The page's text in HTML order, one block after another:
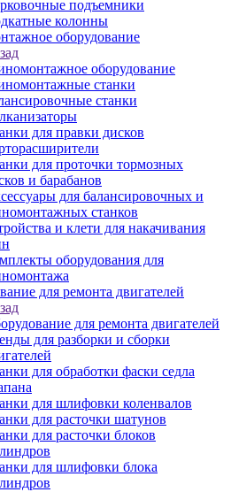
подъемники
колонны
оборудование
оборудование
станки
станки
для правки дисков
для проточки тормозных
и барабанов
для балансировочных и
станков
и клети для накачивания
оборудования для
для ремонта двигателей
для ремонта двигателей
для разборки и сборки
для обработки фаски седла
для шлифовки коленвалов
для расточки шатунов
для расточки блоков
для шлифовки блока